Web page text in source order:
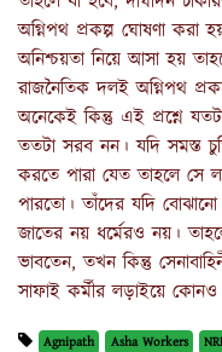
অগ্নিপথ প্রকল্প ঘোষণা করা
অনিশ্চয়তা নিয়ে আসা হয়
রাজনৈতিক দলই অগ্নিপথ
অনেকেই কিন্তু এই প্রশ্নে
ততটা সরব নন। যদি সমস্ত
করতে পারা যেত তাহলে সে
পারতো। তাঁদের যদি
জাতের নয় ধর্মেরও নয়।
ভাবতেন, তখন কিন্তু
সাফাই কর্মীর লড়াইয়ে
Agnipath Asha Workers